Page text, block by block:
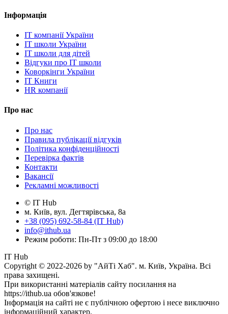
Інформація
IT компанії України
IT школи України
IT школи для дітей
Відгуки про IT школи
Коворкінги України
IT Книги
HR компанії
Про нас
Про нас
Правила публікації відгуків
Політика конфіденційності
Перевірка фактів
Контакти
Вакансії
Рекламні можливості
© IT Hub
м. Київ, вул. Дегтярівська, 8а
+38 (095) 692-58-84 (IT Hub)
info@ithub.ua
Режим роботи: Пн-Пт з 09:00 до 18:00
IT Hub
Copyright © 2022-2026 by "АйТі Хаб". м. Київ, Україна. Всі
права захищені.
При використанні матеріалів сайту посилання на
https://ithub.ua обов'язкове!
Інформація на сайті не є публічною офертою і несе виключно
інформаційний характер.